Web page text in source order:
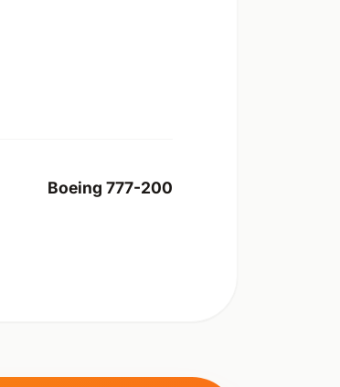
Boeing 777-200